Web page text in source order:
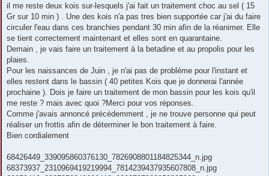
il me reste deux kois sur-lesquels j'ai fait un traitement choc au sel ( 15
Gr sur 10 min ) . Une des kois n'a pas tres bien supportée car j'ai du faire
circuler l'eau dans ces branchies pendant 30 min afin de la réanimer. Elle
se tient correctement maintenant et elles sont en quarantaine.
Demain , je vais faire un traitement à la betadine et au propolis pour les
plaies.
Pour les naissances de Juin , je n'ai pas de probléme pour l'instant et
elles restent dans le bassin ( 40 petites Kois que je donnerai l'année
prochaine ). Dois je faire un traitement de mon bassin pour les kois qu'il
me reste ? mais avec quoi ?Merci pour vos réponses.
Comme j'avais annoncé précédemment , je ne trouve personne qui peut
réaliser un frottis afin de déterminer le bon traitement à faire.
Bien cordialement
68426449_339095860376130_7826908801184825344_n.jpg
68373937_2310969419219994_7814239437935607808_n.jpg